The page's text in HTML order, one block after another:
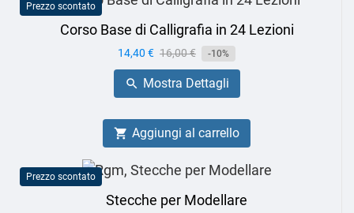
Prezzo scontato
Corso Base di Calligrafia in 24 Lezioni
Prezzo
14,40 € Prezzo
base
16,00 € -10%
 Mostra Dettagli
 Aggiungi al carrello
Prezzo scontato
Stecche per Modellare